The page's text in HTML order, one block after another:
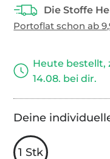
Heute bestellt,
14.08. bei dir.
Deine
1 Stk